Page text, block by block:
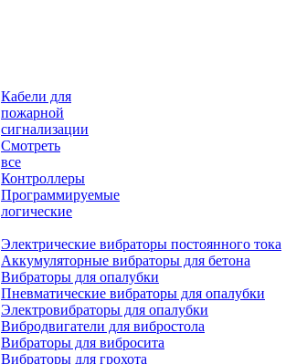
Кабели для
пожарной
сигнализации
Смотреть
все
Контроллеры
Программируемые
логические
Электрические вибраторы постоянного тока
Аккумуляторные вибраторы для бетона
Вибраторы для опалубки
Пневматические вибраторы для опалубки
Электровибраторы для опалубки
Вибродвигатели для вибростола
Вибраторы для вибросита
Вибраторы для грохота